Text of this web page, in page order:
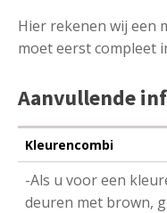
Hier rekenen wij een
moet eerst compleet
Aanvullende
Kleurencombi
-Als u voor een
deuren met brown,